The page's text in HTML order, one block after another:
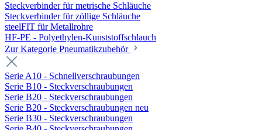
Steckverbinder für metrische Schläuche
Steckverbinder für zöllige Schläuche
steelFIT für Metallrohre
HF-PE - Polyethylen-Kunststoffschlauch
Zur Kategorie Pneumatikzubehör
Serie A10 - Schnellverschraubungen
Serie B10 - Steckverschraubungen
Serie B20 - Steckverschraubungen
Serie B20 - Steckverschraubungen neu
Serie B30 - Steckverschraubungen